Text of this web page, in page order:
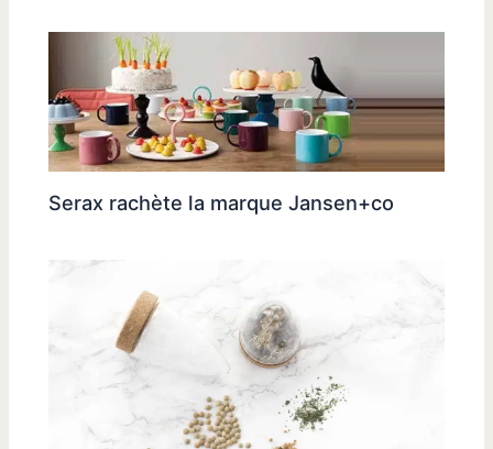
Serax rachète la marque Jansen+co